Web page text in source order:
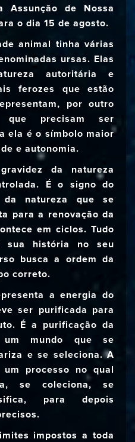
Assunção de Nossa
o dia 15 de agosto.
animal tinha várias
ursas. Elas
autoritária e
ferozes que estão
por outro
precisam ser
ela é o símbolo maior
e autonomia.
da natureza
É o signo do
natureza que se
para a renovação da
em ciclos. Tudo
sua história no seu
busca a ordem da
correto.
a energia do
ser purificada para
É a purificação da
mundo que se
e se seleciona. A
processo no qual
se coleciona, se
para depois
impostos a toda